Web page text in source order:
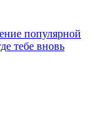
популярной
тебе вновь